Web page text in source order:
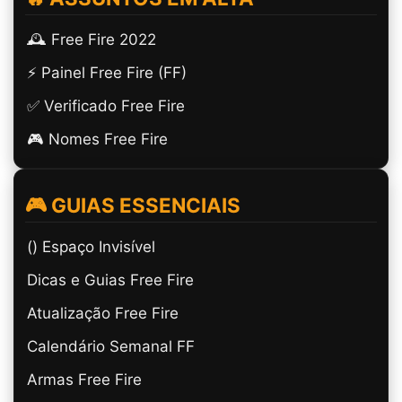
🕰️ Free Fire 2022
⚡ Painel Free Fire (FF)
✅ Verificado Free Fire
🎮 Nomes Free Fire
🎮 GUIAS ESSENCIAIS
(ㅤ) Espaço Invisível
Dicas e Guias Free Fire
Atualização Free Fire
Calendário Semanal FF
Armas Free Fire